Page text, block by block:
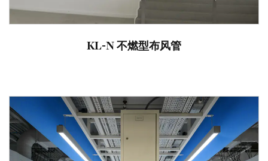
KL-N 不燃型布风管